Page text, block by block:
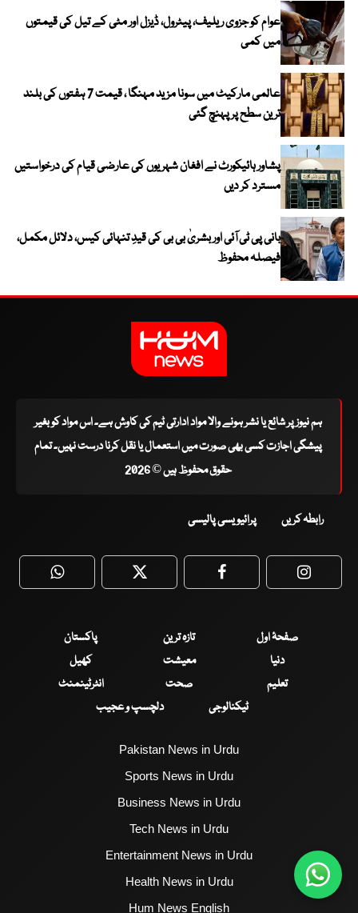
عوام کو جزوی ریلیف، پیٹرول، ڈیزل اور مٹی کے تیل کی قیمتوں
میں کمی
عالمی مارکیٹ میں سونا مزید مہنگا ، قیمت 7 ہفتوں کی بلند
ترین سطح پر پہنچ گئی
پشاور ہائیکورٹ نے افغان شہریوں کی عارضی قیام کی درخواستیں
مسترد کر دیں
بانی پی ٹی آئی اور بشریٰ بی بی کی قیدِ تنہائی کیس، دلائل مکمل،
فیصلہ محفوظ
ہم نیوز پر شائع یا نشر ہونے والا مواد ادارتی ٹیم کی کاوش ہے۔ اس مواد کو بغیر
پیشگی اجازت کسی بھی صورت میں استعمال یا نقل کرنا درست نہیں۔ تمام
حقوق محفوظ ہیں © 2026
رابطہ کریں پرائیویسی پالیسی
WhatsApp Twitter Facebook
صفحۂ اول تازہ ترین
پاکستان
دنیا
معیشت
کھیل
تعلیم
صحت
انٹرٹینمنٹ
ٹیکنالوجی
دلچسپ و عجیب
Pakistan News in Urdu
Sports News in Urdu
Business News in Urdu
Tech News in Urdu
Entertainment News in Urdu
Health News in Urdu
Hum News English